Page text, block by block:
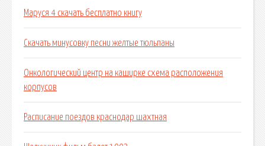
Маруся 4 скачать бесплатно книгу
Скачать минусовку песни желтые тюльпаны
Онкологический центр на каширке схема расположения
корпусов
Расписание поездов краснодар шахтная